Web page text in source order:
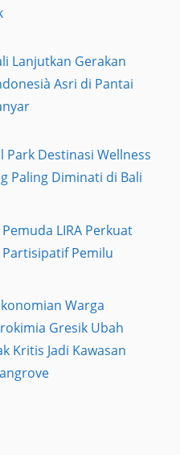
Lanjutkan Gerakan
Asri di Pantai
Park Destinasi Wellness
Paling Diminati di Bali
LIRA Perkuat
Partisipatif Pemilu
Warga
Gresik Ubah
Kritis Jadi Kawasan